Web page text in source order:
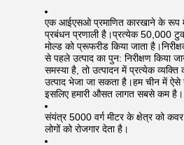
एक आईएसओ प्रमाणित कारखाने के रूप
प्रबंधन प्रणाली है।प्रत्येक 50,000
मोल्ड को प्रूफरीड किया जाता
से पहले उत्पाद का पुन: निरीक्षण किया
समस्या है, तो उत्पादन में प्रत्येक
उत्पाद भेजा जा सकता है।हम चीन में ऐसे
इसलिए हमारी औसत लागत सबसे कम है।
संयंत्र 5000 वर्ग मीटर के क्षेत्र को
लोगों को रोजगार देता है।